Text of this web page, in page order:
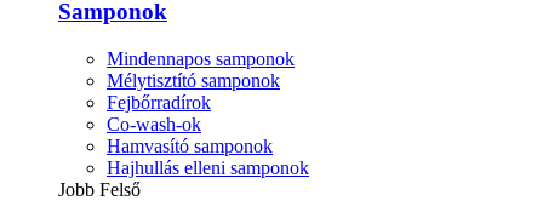
Samponok
Mindennapos samponok
Mélytisztító samponok
Fejbőrradírok
Co-wash-ok
Hamvasító samponok
Hajhullás elleni samponok
Jobb Felső